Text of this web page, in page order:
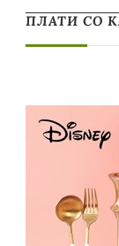
ПЛАТИ СО